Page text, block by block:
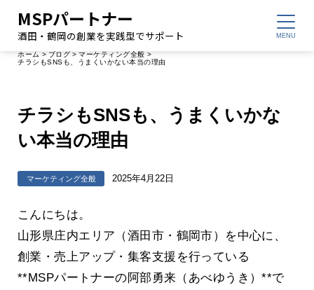
MSPパートナー
酒田・鶴岡の創業を実践型でサポート
ホーム > ブログ >マーケティング全般 >
チラシもSNSも、うまくいかない本当の理由
チラシもSNSも、うまくいかな
い本当の理由
マーケティング全般 2025年4月22日
こんにちは。
山形県庄内エリア（酒田市・鶴岡市）を中心に、
創業・売上アップ・集客支援を行っている
**MSPパートナーの阿部勇来（あべゆうき）**で